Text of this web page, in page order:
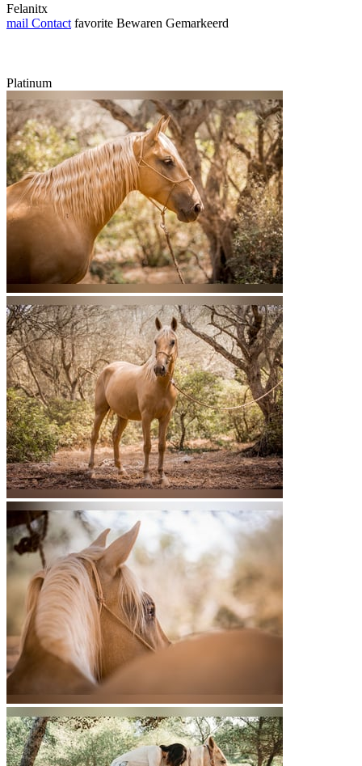
Felanitx
mail Contact favorite Bewaren Gemarkeerd
Platinum